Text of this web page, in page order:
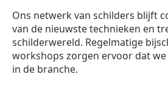
Ons netwerk van schilders blijft
van de nieuwste technieken en
schilderwereld. Regelmatige
workshops zorgen ervoor dat
in de branche.